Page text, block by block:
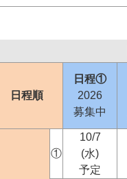
日程順
日程①
2026
募集中
①
10/7
(水)
予定